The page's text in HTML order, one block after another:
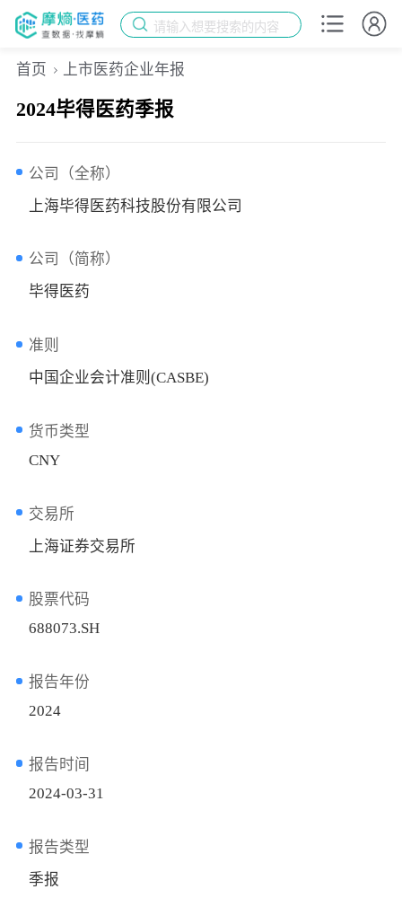
请输入想要搜索的内容
首页 上市医药企业年报
2024毕得医药季报
公司（全称）
上海毕得医药科技股份有限公司
公司（简称）
毕得医药
准则
中国企业会计准则(CASBE)
货币类型
CNY
交易所
上海证券交易所
股票代码
688073.SH
报告年份
2024
报告时间
2024-03-31
报告类型
季报